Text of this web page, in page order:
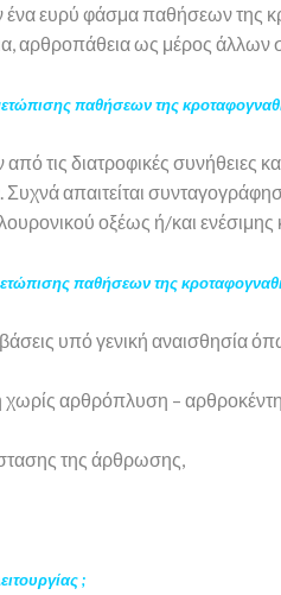
ευρύ φάσμα παθήσεων της
αρθροπάθεια ως μέρος
παθήσεων της
τις διατροφικές συνήθειες
απαιτείται
οξέως ή/και ενέσιμης
παθήσεων της
υπό γενική αναισθησία
χωρίς αρθρόπλυση –
της άρθρωσης,
;